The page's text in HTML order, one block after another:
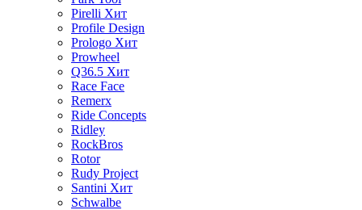
Pirelli Хит
Profile Design
Prologo Хит
Prowheel
Q36.5 Хит
Race Face
Remerx
Ride Concepts
Ridley
RockBros
Rotor
Rudy Project
Santini Хит
Schwalbe